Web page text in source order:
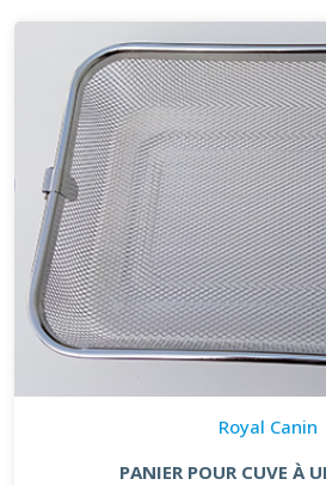
Royal Canin
PANIER POUR CUVE À